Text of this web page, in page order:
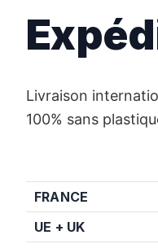
Livraison
100% sans
FRANCE
UE + UK